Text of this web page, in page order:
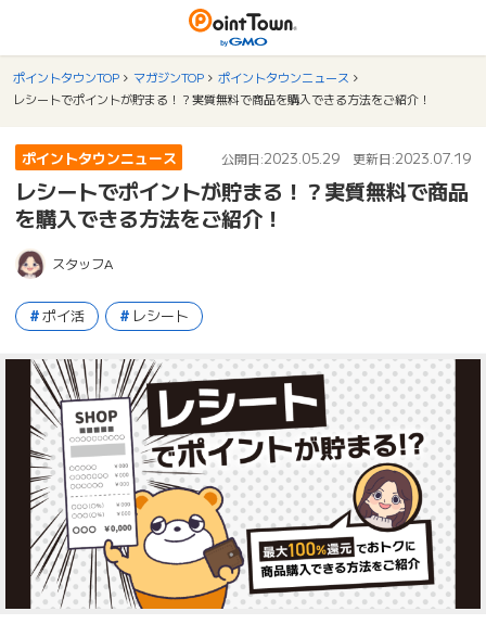
ポイントタウンTOP マガジンTOP
ポイントタウンニュース
レシートでポイントが貯まる！？実質無料で商品を購入できる方法をご紹介！
ポイントタウンニュース 公開日:2023.05.29 更新日:2023.07.19
レシートでポイントが貯まる！？実質無料で商品
を購入できる方法をご紹介！
スタッフA
ポイ活 レシート